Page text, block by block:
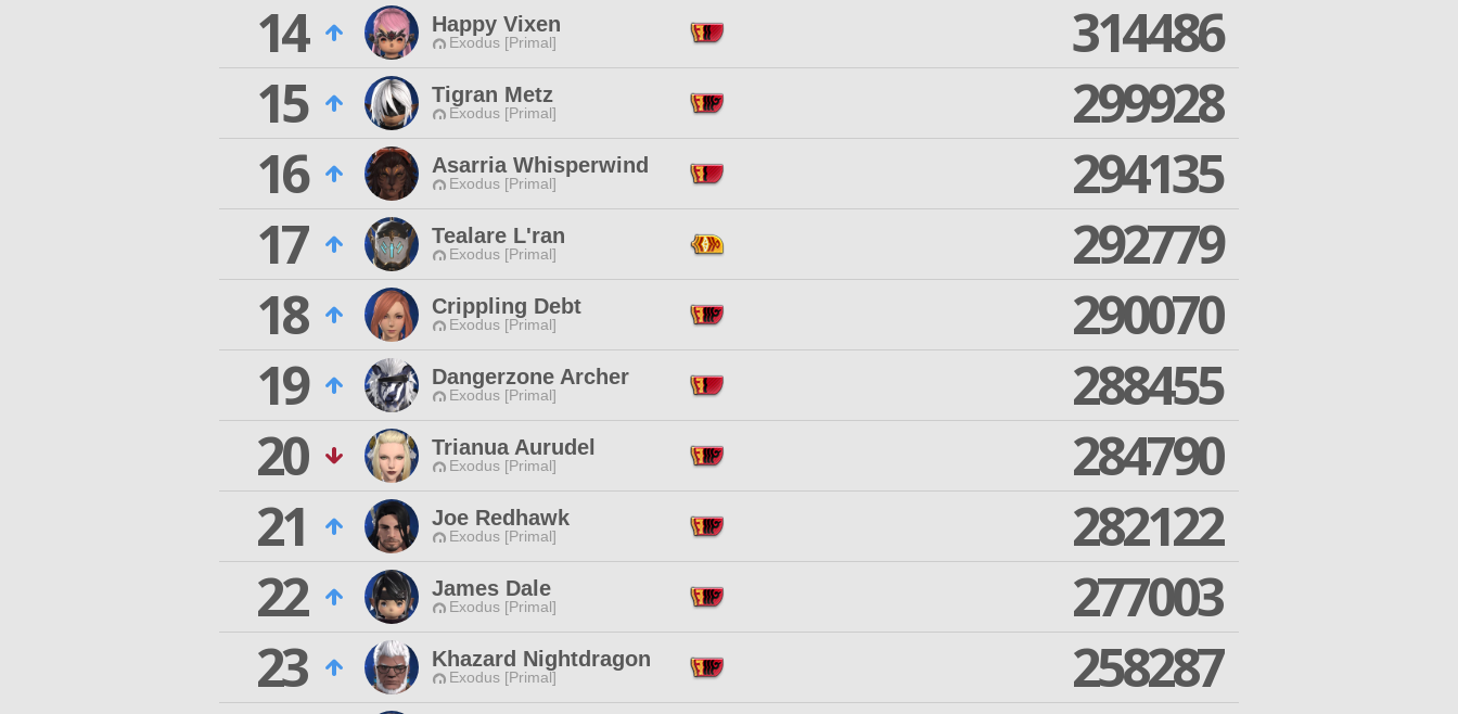
14
Happy Vixen
Exodus [Primal]
314486
15
Tigran Metz
Exodus [Primal]
299928
16
Asarria Whisperwind
Exodus [Primal]
294135
17
Tealare L'ran
Exodus [Primal]
292779
18
Crippling Debt
Exodus [Primal]
290070
19
Dangerzone Archer
Exodus [Primal]
288455
20
Trianua Aurudel
Exodus [Primal]
284790
21
Joe Redhawk
Exodus [Primal]
282122
22
James Dale
Exodus [Primal]
277003
23
Khazard Nightdragon
Exodus [Primal]
258287